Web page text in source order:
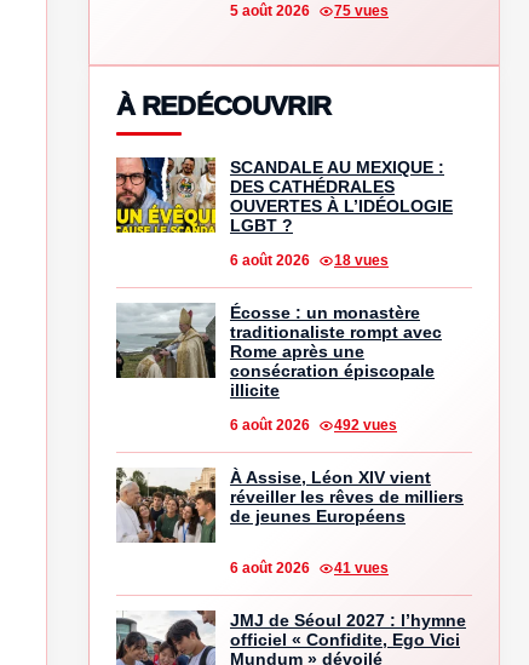
5 août 2026 75 vues
À REDÉCOUVRIR
SCANDALE AU MEXIQUE :
DES CATHÉDRALES
OUVERTES À L’IDÉOLOGIE
LGBT ?
6 août 2026 18 vues
Écosse : un monastère
traditionaliste rompt avec
Rome après une
consécration épiscopale
illicite
6 août 2026 492 vues
À Assise, Léon XIV vient
réveiller les rêves de milliers
de jeunes Européens
6 août 2026 41 vues
JMJ de Séoul 2027 : l’hymne
officiel « Confidite, Ego Vici
Mundum » dévoilé